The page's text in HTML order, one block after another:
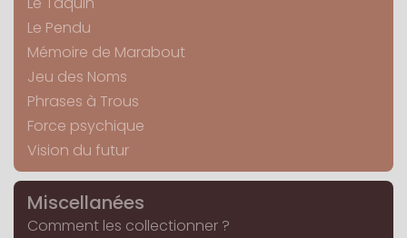
Le Pendu
Mémoire de Marabout
Jeu des Noms
Phrases à Trous
Force psychique
Vision du futur
Miscellanées
Comment les collectionner ?